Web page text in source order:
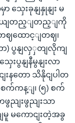
သှေးခုနျနှုနျး မ
လယျတည့ျတည့ျကို
တဈထောင့ျတဈ၊
) ပွနျလှှတျလိုကျ
ေးပွနျနီမွနျးလာ
းနတော သိနိုငျပါတ
က်ကန့ျ၊ (၅) စက်
ဖွညျးဖွညျးသာ
မူ မကောငျးတဲ့အခွ